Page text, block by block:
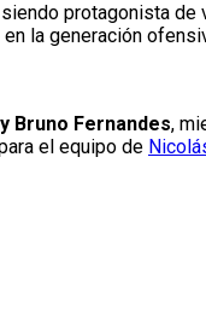
protagonista
la generación
Bruno Fernandes,
el equipo de